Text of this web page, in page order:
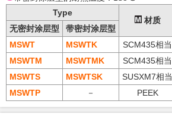
Type
材质
无密封涂层型
带密封涂层型
MSWT
MSWTK
SCM435相当
MSWTM
MSWTMK SCM435相当
MSWTS
MSWTSK SUSXM7相当
MSWTP
－ PEEK